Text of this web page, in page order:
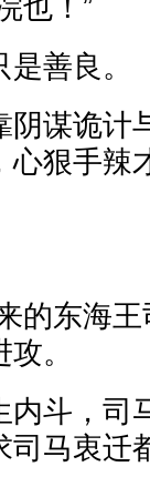
也！”
善良。
谋诡计
狠手辣
的东海
。
斗，司
马衷迁